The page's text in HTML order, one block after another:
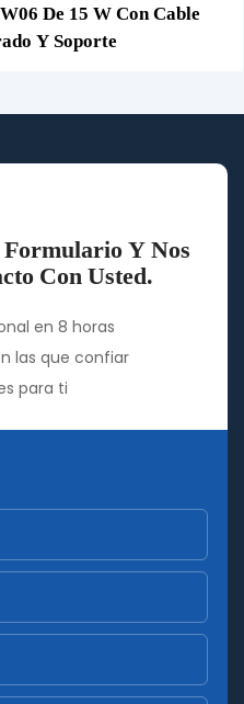
De 15 W Con Cable
Y Soporte
Y Nos
Con Usted.
en 8 horas
las que confiar
para ti